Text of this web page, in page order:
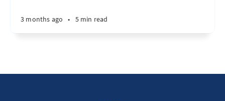
3 months ago • 5 min read